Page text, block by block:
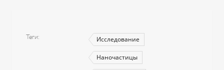
Теги Исследование
Наночастицы